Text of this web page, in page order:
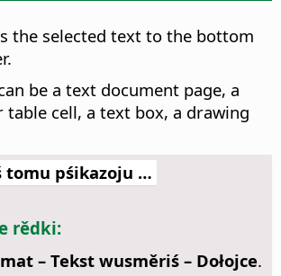
the selected text to the bottom
be a text document page, a
table cell, a text box, a drawing
tomu pśikazoju …
rědki:
– Tekst wusměriś – Dołojce.